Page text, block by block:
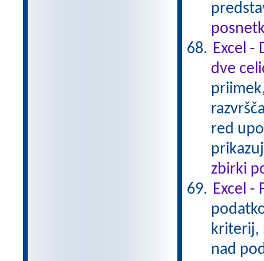
Excel -
dve
red
zbirki
Excel -
kriterij,
nad